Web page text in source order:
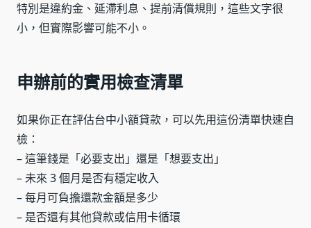
特別是違約金、延滯利息、提前清償規則，這些文字很
小，但實際影響可能不小。
申辦前的實用檢查清單
如果你正在評估台中小額貸款，可以先用這份清單快速自
檢：
– 這筆錢是「必要支出」還是「想要支出」
– 未來 3 個月是否有穩定收入
– 每月可負擔還款金額是多少
– 是否還有其他貸款或信用卡循環